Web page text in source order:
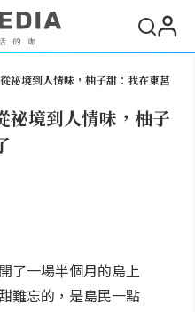
祕境到人情味，柚子甜：我在東莒
祕境到人情味，柚子
了一場半個月的島上
難忘的，是島民一點